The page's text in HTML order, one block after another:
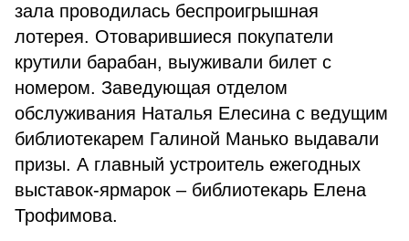
зала проводилась беспроигрышная
лотерея. Отоварившиеся покупатели
крутили барабан, выуживали билет с
номером. Заведующая отделом
обслуживания Наталья Елесина с ведущим
библиотекарем Галиной Манько выдавали
призы. А главный устроитель ежегодных
выставок-ярмарок – библиотекарь Елена
Трофимова.